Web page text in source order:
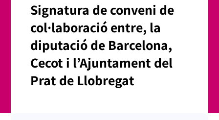
Signatura de conveni de
col·laboració entre, la
diputació de Barcelona,
Cecot i l’Ajuntament del
Prat de Llobregat